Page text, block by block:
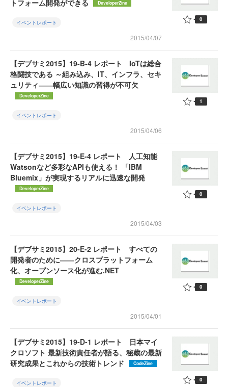
トフォーム開発ができる
DeveloperZine
イベントレポート
2015/04/07
0
【デブサミ2015】19-B-4 レポート IoTは総合
格闘技である ～組み込み、IT、インフラ、セキ
ュリティ――幅広い知識の習得が不可欠
DeveloperZine
イベントレポート
2015/04/06
1
【デブサミ2015】19-E-4 レポート 人工知能
Watsonなど多彩なAPIも使える！ 「IBM
Bluemix」が実現するリアルに迅速な開発
DeveloperZine
イベントレポート
2015/04/03
0
【デブサミ2015】20-E-2 レポート すべての
開発者のために――クロスプラットフォーム
化、オープンソース化が進む.NET
DeveloperZine
イベントレポート
2015/04/01
0
【デブサミ2015】19-D-1 レポート 日本マイ
クロソフト 最新技術責任者が語る、秘蔵の最新
研究成果とこれからの技術トレンド
CodeZine
イベントレポート 0